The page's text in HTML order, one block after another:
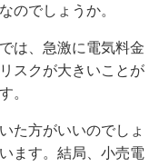
のでしょうか。
は、急激に電気料金
スクが大きいことが
。
た方がいいのでしょ
ます。結局、小売電